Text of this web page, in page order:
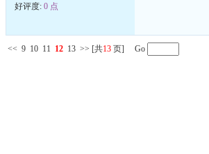
好评度: 0 点
<< 9 10 11 12 13 >> [共13 页] Go